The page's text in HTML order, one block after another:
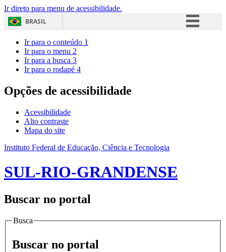
Ir direto para menu de acessibilidade.
BRASIL
Acesso à informação
Ir para o conteúdo 1
Ir para o menu 2
Ir para a busca 3
Ir para o rodapé 4
Opções de acessibilidade
Acessibilidade
Alto contraste
Mapa do site
Instituto Federal de Educação, Ciência e Tecnologia
SUL-RIO-GRANDENSE
Buscar no portal
Busca
Buscar no portal